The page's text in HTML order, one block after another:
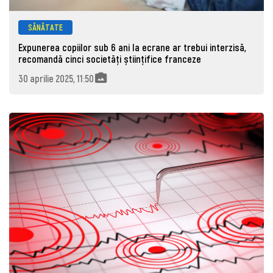
SĂNĂTATE
Expunerea copiilor sub 6 ani la ecrane ar trebui interzisă,
recomandă cinci societăți științifice franceze
30 aprilie 2025, 11:50